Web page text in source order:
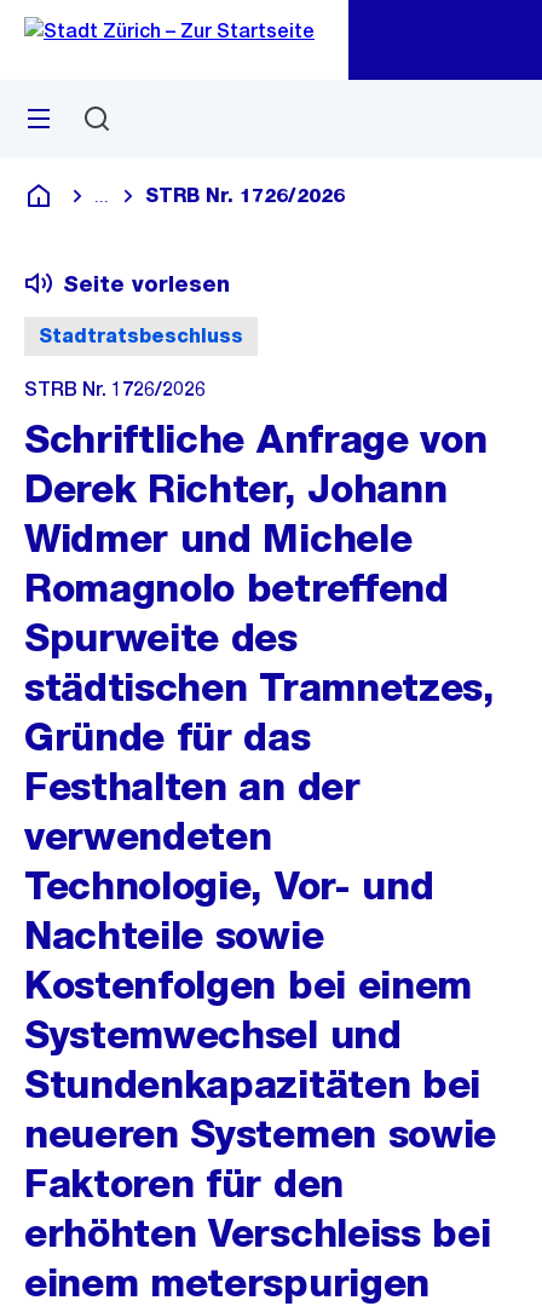
Navigation
Sprunglink
Menü
Deutsch
Blende alle Breadcrumbs ein
STRB Nr. 1726/2026
Stadtratsbeschluss
Seite vorlesen
STRB Nr. 1726/2026
Schriftliche Anfrage von
Derek Richter, Johann
Widmer und Michele
Romagnolo betreffend
Spurweite des
städtischen Tramnetzes,
Gründe für das
Festhalten an der
verwendeten
Technologie, Vor- und
Nachteile sowie
Kostenfolgen bei einem
Systemwechsel und
Stundenkapazitäten bei
neueren Systemen sowie
Faktoren für den
erhöhten Verschleiss bei
einem meterspurigen